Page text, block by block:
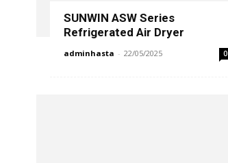
SUNWIN ASW Series
Refrigerated Air Dryer
adminhasta - 22/05/2025 0